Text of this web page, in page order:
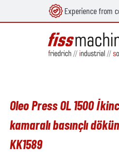
Experience from
Oleo Press OL 1500
kamaralı basınçlı
KK1589